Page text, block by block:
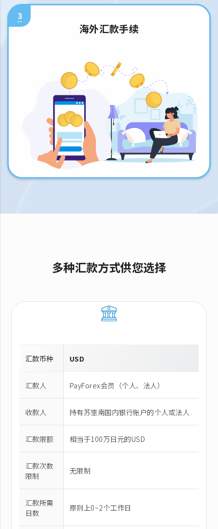
3
海外汇款手续
多种汇款方式供您选择
汇款币种 USD
汇款人 PayForex会员（个人、法人）
收款人 持有苏里南国内银行账户的个人或法人
汇款限额 相当于100万日元的USD
汇款次数
限制
无限制
汇款所需
日数
原则上0~2个工作日